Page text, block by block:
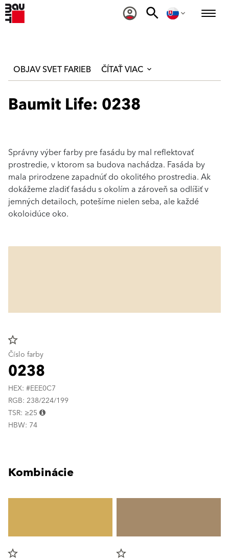
OBJAV SVET FARIEB ČÍTAŤ VIAC
Baumit Life: 0238
Správny výber farby pre fasádu by mal reflektovať
prostredie, v ktorom sa budova nachádza. Fasáda by
mala prirodzene zapadnúť do okolitého prostredia. Ak
dokážeme zladiť fasádu s okolím a zároveň sa odlíšiť v
jemných detailoch, potešíme nielen seba, ale každé
okoloidúce oko.
star_border
Číslo farby
0238
HEX: #EEE0C7
RGB: 238/224/199
TSR: ≥25
HBW: 74
Kombinácie
star_border
star_border